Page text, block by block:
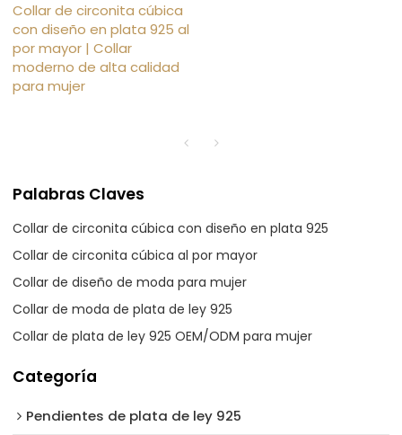
Collar de circonita cúbica
con diseño en plata 925 al
por mayor | Collar
moderno de alta calidad
para mujer
Palabras Claves
Collar de circonita cúbica con diseño en plata 925
Collar de circonita cúbica al por mayor
Collar de diseño de moda para mujer
Collar de moda de plata de ley 925
Collar de plata de ley 925 OEM/ODM para mujer
Categoría
Pendientes de plata de ley 925